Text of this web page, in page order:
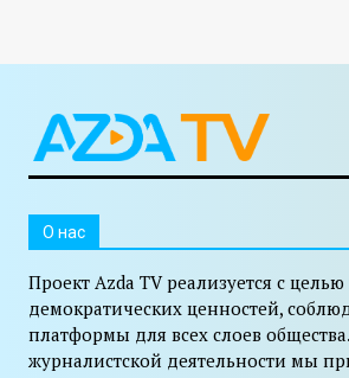
O нас
Проект Azda TV реализуется с
демократических ценностей,
платформы для всех слоев
журналистской деятельности мы